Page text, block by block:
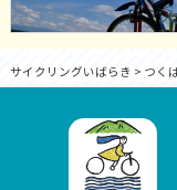
サイクリングいばらき > つく